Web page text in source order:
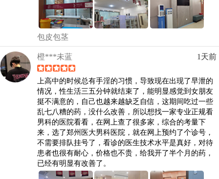
包皮包茎
橙***未蓝 1天前
上高中的时候总有手淫的习惯，导致现在出现了早泄的
情况，性生活三五分钟就结束了，能明显感觉到女朋友
挺不满意的，自己也越来越缺乏自信，这期间吃过一些
乱七八糟的药，没什么改善，所以想找一家专业正规看
男科的医院看看，在网上查了很多家，综合的考量下
来，选了郑州医大男科医院，就在网上预约了个诊号，
不需要排队挂号了，看诊的医生技术水平是真好，对待
患者也很有耐心，价格也不贵，给我开了半个月的药，
已经有明显有改善了。